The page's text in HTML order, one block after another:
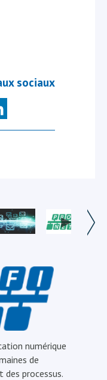
sociaux
numérique
de
processus.